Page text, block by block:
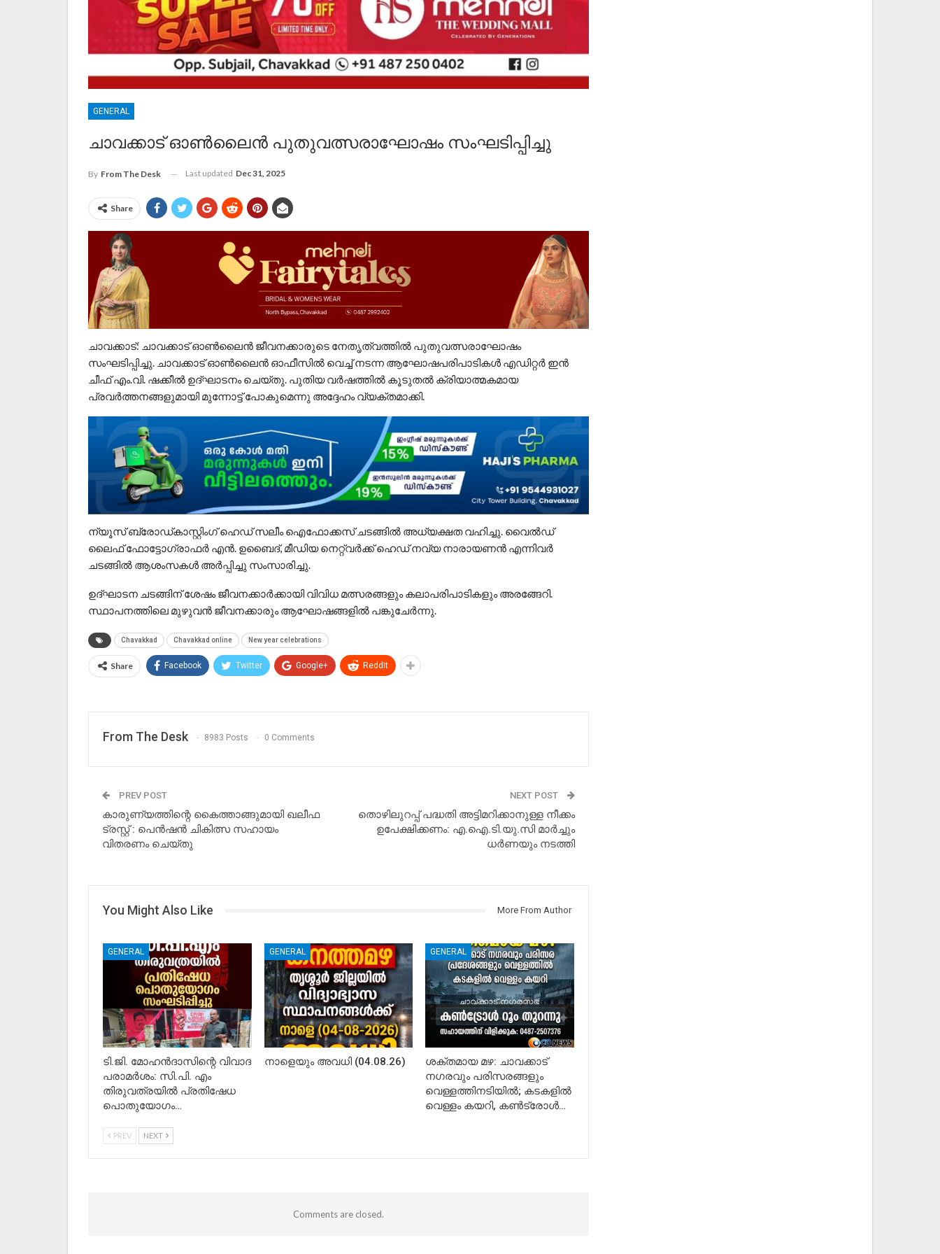
GENERAL
ചാവക്കാട് ഓൺലൈൻ പുതുവത്സരാഘോഷം സംഘടിപ്പിച്ചു
By From The Desk Last updated Dec 31, 2025
Share
​ചാവക്കാട്: ചാവക്കാട് ഓൺലൈൻ ജീവനക്കാരുടെ നേതൃത്വത്തിൽ പുതുവത്സരാഘോഷം
സംഘടിപ്പിച്ചു. ചാവക്കാട് ഓൺലൈൻ ഓഫീസിൽ വെച്ച് നടന്ന ആഘോഷപരിപാടികൾ എഡിറ്റർ ഇൻ
ചീഫ് എം.വി. ഷക്കീൽ ഉദ്ഘാടനം ചെയ്തു. പുതിയ വർഷത്തിൽ കൂടുതൽ ക്രിയാത്മകമായ
പ്രവർത്തനങ്ങളുമായി മുന്നോട്ട് പോകുമെന്നു അദ്ദേഹം വ്യക്തമാക്കി.
​ന്യൂസ് ബ്രോഡ്‌കാസ്റ്റിംഗ് ഹെഡ് സലീം ഐഫോക്കസ് ചടങ്ങിൽ അധ്യക്ഷത വഹിച്ചു. വൈൽഡ്
ലൈഫ് ഫോട്ടോഗ്രാഫർ എൻ. ഉബൈദ്, മീഡിയ നെറ്റ്‌വർക്ക് ഹെഡ് നവ്യ നാരായണൻ എന്നിവർ
ചടങ്ങിൽ ആശംസകൾ അർപ്പിച്ചു സംസാരിച്ചു.
​ഉദ്ഘാടന ചടങ്ങിന് ശേഷം ജീവനക്കാർക്കായി വിവിധ മത്സരങ്ങളും കലാപരിപാടികളും അരങ്ങേറി.
സ്ഥാപനത്തിലെ മുഴുവൻ ജീവനക്കാരും ആഘോഷങ്ങളിൽ പങ്കുചേർന്നു.
Chavakkad Chavakkad online New year celebrations
Share Facebook Twitter Google+ ReddIt
From The Desk 8983 Posts 0 Comments
PREV POST
കാരുണ്യത്തിന്റെ കൈത്താങ്ങുമായി ഖലീഫ
ട്രസ്റ്റ് : പെൻഷൻ ചികിത്സ സഹായം
വിതരണം ചെയ്തു
NEXT POST
​തൊഴിലുറപ്പ് പദ്ധതി അട്ടിമറിക്കാനുള്ള നീക്കം
ഉപേക്ഷിക്കണം: എ.ഐ.ടി.യു.സി മാർച്ചും
ധർണയും നടത്തി
You Might Also Like More From Author
GENERAL
ടി.ജി. മോഹൻദാസിന്റെ വിവാദ
പരാമർശം: സി.പി. എം
തിരുവത്രയിൽ പ്രതിഷേധ
പൊതുയോഗം…
GENERAL
നാളെയും അവധി (04.08.26)
GENERAL
ശക്തമായ മഴ: ചാവക്കാട്
നഗരവും പരിസരങ്ങളും
വെള്ളത്തിനടിയിൽ; കടകളിൽ
വെള്ളം കയറി, കൺട്രോൾ…
PREV NEXT
Comments are closed.